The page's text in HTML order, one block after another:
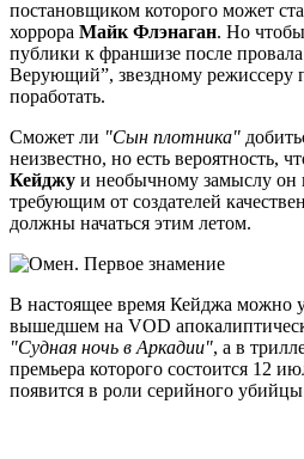
постановщиком которого может
хоррора Майк Флэнаган. Но
публики к франшизе после
Верующий”, звездному режиссеру
поработать.
Сможет ли "Сын плотника"
неизвестно, но есть вероятность,
Кейджу и необычному замыслу он
требующим от создателей
должны начаться этим летом.
В настоящее время Кейджа можно
вышедшем на VOD
"Судная ночь в Аркадии", а в
премьера которого состоится 12
появится в роли серийного